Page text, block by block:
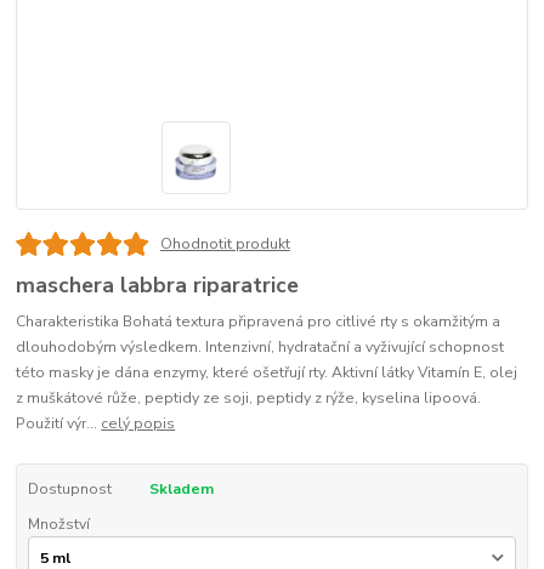
Ohodnotit produkt
maschera labbra riparatrice
Charakteristika Bohatá textura připravená pro citlivé rty s okamžitým a
dlouhodobým výsledkem. Intenzivní, hydratační a vyživující schopnost
této masky je dána enzymy, které ošetřují rty. Aktivní látky Vitamín E, olej
z muškátové růže, peptidy ze soji, peptidy z rýže, kyselina lipoová.
Použití výr... celý popis
Dostupnost
Skladem
Množství